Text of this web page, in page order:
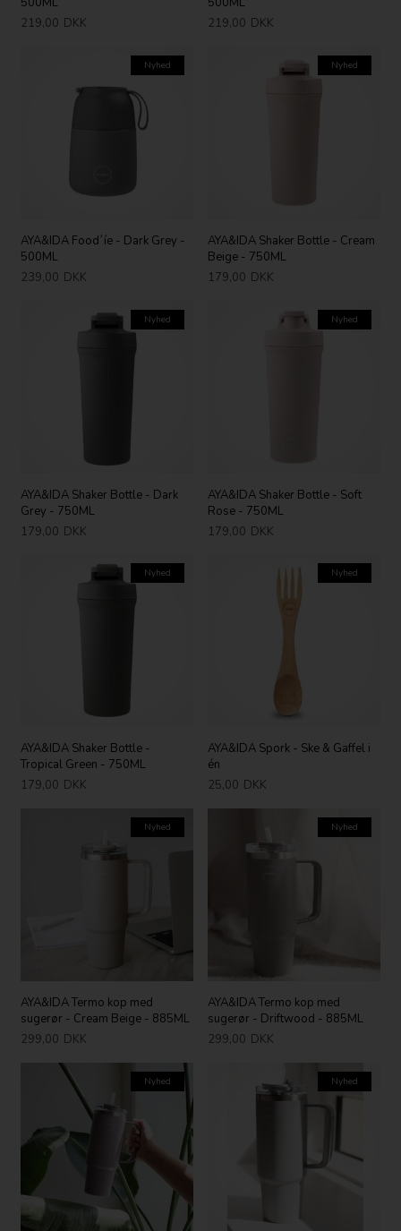
219,00 DKK
219,00 DKK
Nyhed
AYA&IDA Food´íe - Dark Grey -
500ML
239,00 DKK
Nyhed
AYA&IDA Shaker Bottle - Cream
Beige - 750ML
179,00 DKK
Nyhed
AYA&IDA Shaker Bottle - Dark
Grey - 750ML
179,00 DKK
Nyhed
AYA&IDA Shaker Bottle - Soft
Rose - 750ML
179,00 DKK
Nyhed
AYA&IDA Shaker Bottle -
Tropical Green - 750ML
179,00 DKK
Nyhed
AYA&IDA Spork - Ske & Gaffel i
én
25,00 DKK
Nyhed
AYA&IDA Termo kop med
sugerør - Cream Beige - 885ML
299,00 DKK
Nyhed
AYA&IDA Termo kop med
sugerør - Driftwood - 885ML
299,00 DKK
Nyhed Nyhed